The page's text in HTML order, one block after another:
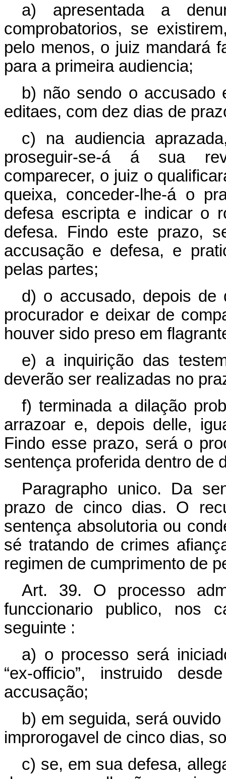
a) apresentada a
comprobatorios, se
pelo menos, o juiz mandará
para a primeira audiencia;
b) não sendo o accusado
editaes, com dez dias de
c) na audiencia
proseguir-se-á á sua
comparecer, o juiz o
queixa, conceder-lhe-á o
defesa escripta e indicar o
defesa. Findo este prazo,
accusação e defesa, e
pelas partes;
d) o accusado, depois de
procurador e deixar de
houver sido preso em
e) a inquirição das
deverão ser realizadas no
f) terminada a dilação
arrazoar e, depois delle,
Findo esse prazo, será o
sentença proferida dentro de
Paragrapho unico. Da
prazo de cinco dias. O
sentença absolutoria ou
sé tratando de crimes
regimen de cumprimento de
Art. 39. O processo
funccionario publico, nos
seguinte :
a) o processo será
“ex-officio”, instruido
accusação;
b) em seguida, será
improrogavel de cinco dias,
c) se, em sua defesa,